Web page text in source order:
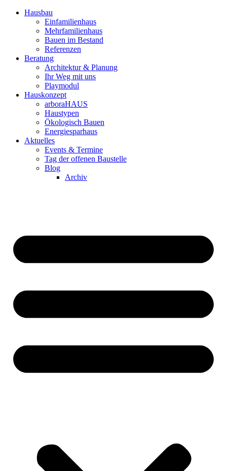
Hausbau
Einfamilienhaus
Mehrfamilienhaus
Bauen im Bestand
Referenzen
Beratung
Architektur & Planung
Ihr Weg mit uns
Playmodul
Hauskonzept
arboraHAUS
Haustypen
Ökologisch Bauen
Energiesparhaus
Aktuelles
Events & Termine
Tag der offenen Baustelle
Blog
Archiv